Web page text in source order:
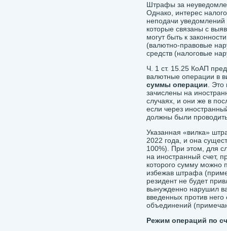
Штрафы за
Однако, интерес
неподачи уведомлений
которые связаны с
могут быть к
(валютно-правовые
средств (налоговые
Ч. 1 ст. 15.25 КоАП
валютные операции в
суммы операции .
зачислены на
случаях, и они же в
если через
должны были
Указанная «вилка»
2022 года, и она
100%). При этом, для
на иностранный счет,
которого сумму можно
избежав штрафа
резидент не будет
вынужденно нарушил
введенных против
объединений
Режим операций по